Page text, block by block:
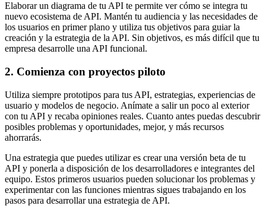
Elaborar un diagrama de tu API te permite ver cómo se integra tu
nuevo ecosistema de API. Mantén tu audiencia y las necesidades de
los usuarios en primer plano y utiliza tus objetivos para guiar la
creación y la estrategia de la API. Sin objetivos, es más difícil que tu
empresa desarrolle una API funcional.
2. Comienza con proyectos piloto
Utiliza siempre prototipos para tus API, estrategias, experiencias de
usuario y modelos de negocio. Anímate a salir un poco al exterior
con tu API y recaba opiniones reales. Cuanto antes puedas descubrir
posibles problemas y oportunidades, mejor, y más recursos
ahorrarás.
Una estrategia que puedes utilizar es crear una versión beta de tu
API y ponerla a disposición de los desarrolladores e integrantes del
equipo. Estos primeros usuarios pueden solucionar los problemas y
experimentar con las funciones mientras sigues trabajando en los
pasos para desarrollar una estrategia de API.